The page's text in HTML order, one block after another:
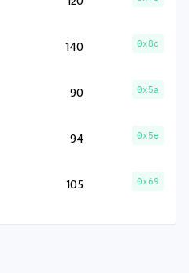
140 0x8c
90 0x5a
94 0x5e
105 0x69